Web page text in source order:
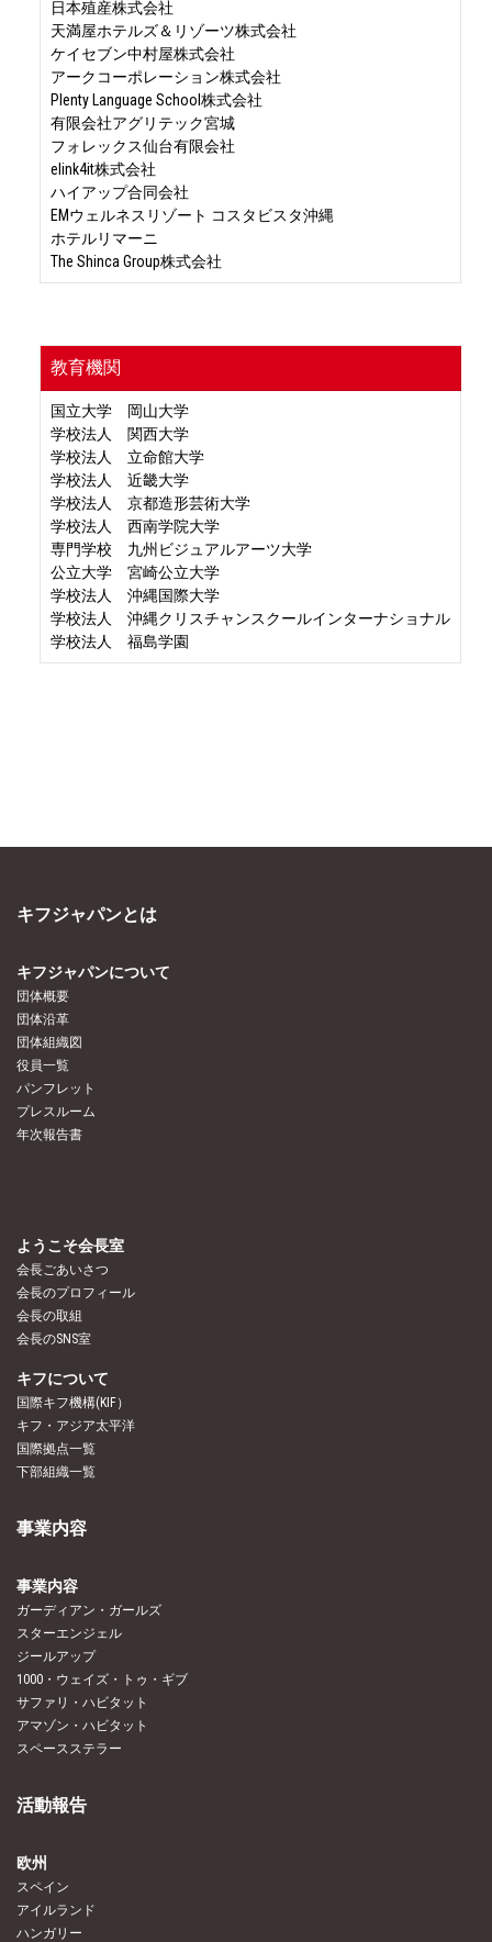
日本殖産株式会社
天満屋ホテルズ＆リゾーツ株式会社
ケイセブン中村屋株式会社
アークコーポレーション株式会社
Plenty Language School株式会社
有限会社アグリテック宮城
フォレックス仙台有限会社
elink4it株式会社
ハイアップ合同会社
EMウェルネスリゾート コスタビスタ沖縄
ホテルリマーニ
The Shinca Group株式会社
教育機関
国立大学 岡山大学
学校法人 関西大学
学校法人 立命館大学
学校法人 近畿大学
学校法人 京都造形芸術大学
学校法人 西南学院大学
専門学校 九州ビジュアルアーツ大学
公立大学 宮崎公立大学
学校法人 沖縄国際大学
学校法人 沖縄クリスチャンスクールインターナショナル
学校法人 福島学園
キフジャパンとは
キフジャパンについて
団体概要
団体沿革
団体組織図
役員一覧
パンフレット
プレスルーム
年次報告書
ようこそ会長室
会長ごあいさつ
会長のプロフィール
会長の取組
会長のSNS室
キフについて
国際キフ機構(KIF）
キフ・アジア太平洋
国際拠点一覧
下部組織一覧
事業内容
事業内容
ガーディアン・ガールズ
スターエンジェル
ジールアップ
1000・ウェイズ・トゥ・ギブ
サファリ・ハビタット
アマゾン・ハビタット
スペースステラー
活動報告
欧州
スペイン
アイルランド
ハンガリー